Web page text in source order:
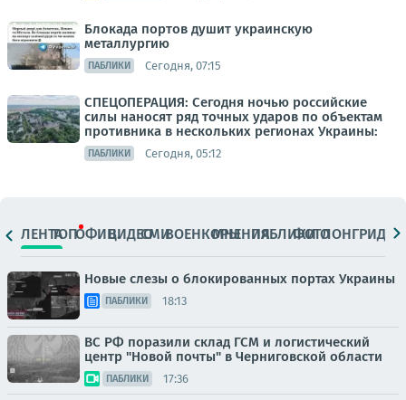
Блокада портов душит украинскую
металлургию
ПАБЛИКИ Сегодня, 07:15
СПЕЦОПЕРАЦИЯ: Сегодня ночью российские
силы наносят ряд точных ударов по объектам
противника в нескольких регионах Украины:
ПАБЛИКИ Сегодня, 05:12
ЛЕНТАТОПОФИЦ.ВИДЕОСМИВОЕНКОРЫМНЕНИЯПАБЛИКИ
ФОТОЛОНГРИДЫ
Новые слезы о блокированных портах Украины
ПАБЛИКИ 18:13
ВС РФ поразили склад ГСМ и логистический
центр "Новой почты" в Черниговской области
ПАБЛИКИ 17:36